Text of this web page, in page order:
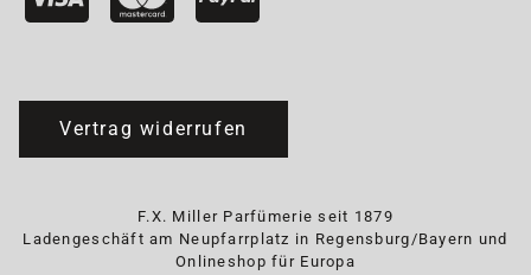
Vertrag widerrufen
F.X. Miller Parfümerie seit 1879
Ladengeschäft am Neupfarrplatz in Regensburg/Bayern und
Onlineshop für Europa